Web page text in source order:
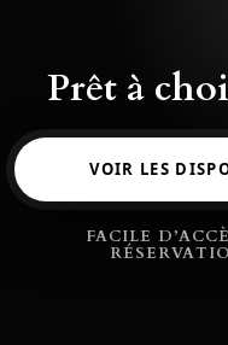
Prêt à
VOIR LES
FACILE